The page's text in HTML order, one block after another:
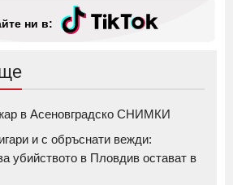
ни в:
в Асеновградско СНИМКИ
и с обръснати вежди:
убийството в Пловдив остават в